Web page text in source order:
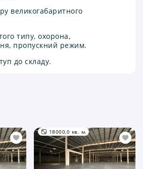
великогабаритного
типу, охорона,
пропускний режим.
до складу.
18000,0 кв. м.